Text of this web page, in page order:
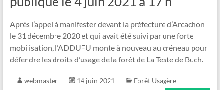
Après l’appel à manifester devant la préfecture d’Arcachon
le 31 décembre 2020 et qui avait été suivi par une forte
mobilisation, l’ADDUFU monte à nouveau au créneau pour
défendre les droits d’usage de la forêt de La Teste de Buch.
webmaster 14 juin 2021
Forêt Usagère